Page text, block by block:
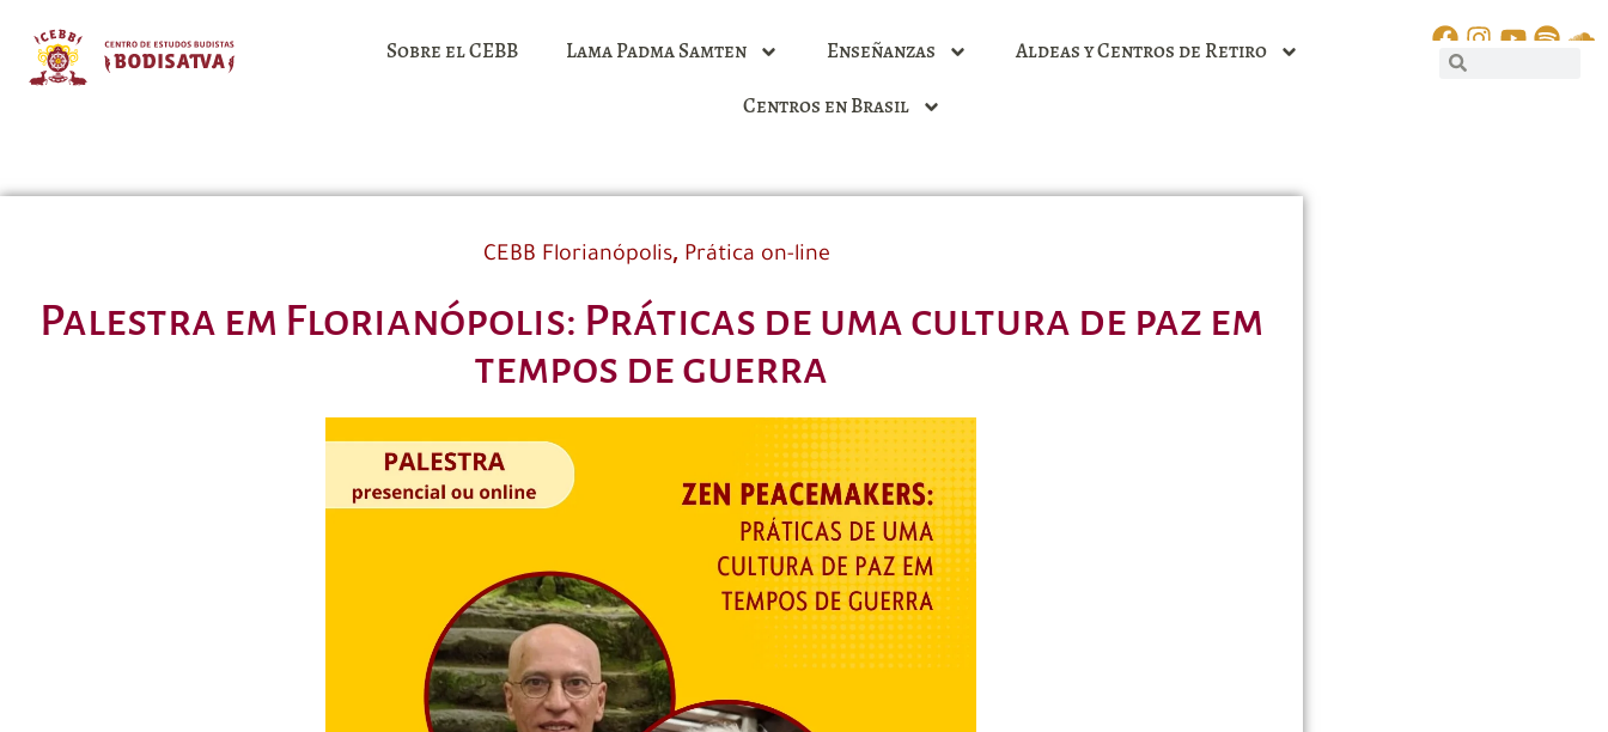
Sobre el CEBB Lama Padma Samten Enseñanzas
Aldeas y Centros de Retiro
Centros en Brasil
CEBB Florianópolis, Prática on-line
Palestra em Florianópolis: Práticas de uma cultura de paz em
tempos de guerra